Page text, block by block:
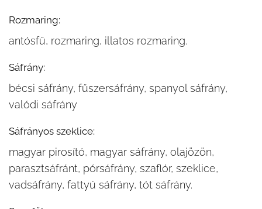
Rozmaring:
antósfű, rozmaring, illatos rozmaring.
Sáfrány:
bécsi sáfrány, fűszersáfrány, spanyol sáfrány,
valódi sáfrány
Sáfrányos szeklice:
magyar pirosító, magyar sáfrány, olajözön,
parasztsáfránt, pórsáfrány, szaflór, szeklice,
vadsáfrány, fattyú sáfrány, tót sáfrány.